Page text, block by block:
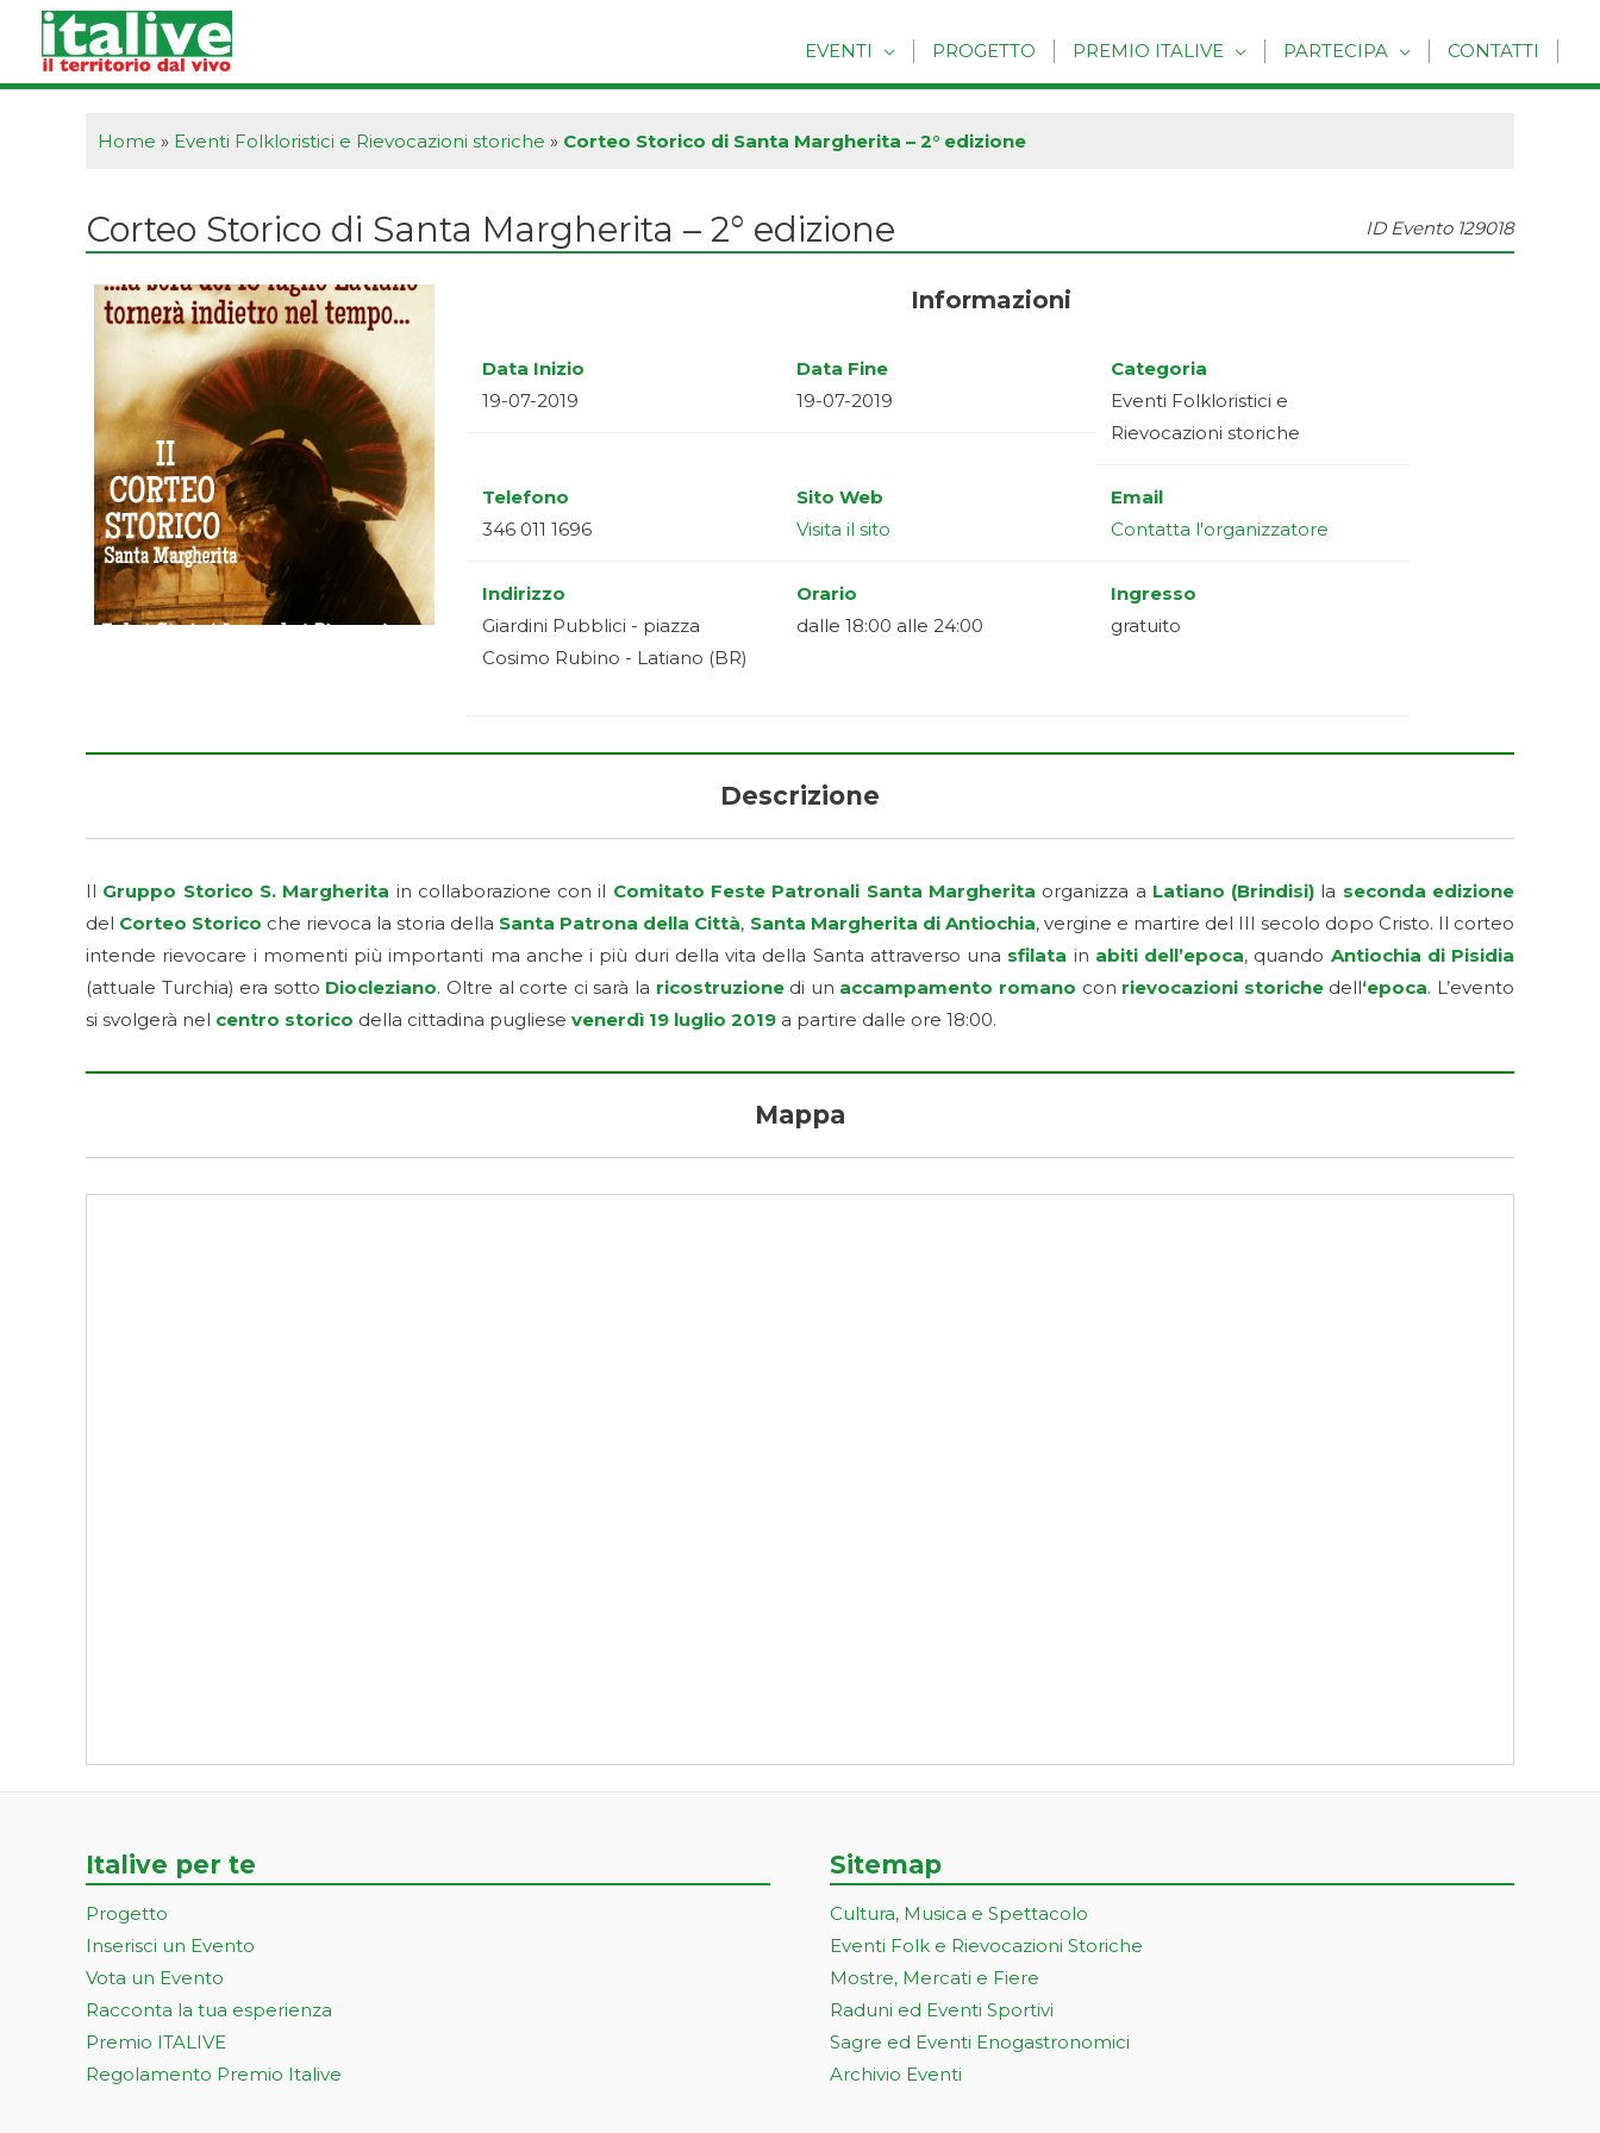
contenuto
EVENTI PROGETTO PREMIO ITALIVE PARTECIPA CONTATTI
Home » Eventi Folkloristici e Rievocazioni storiche » Corteo Storico di Santa Margherita – 2° edizione
Corteo Storico di Santa Margherita – 2° edizione ID Evento 129018
Informazioni
Data Inizio
19-07-2019
Data Fine
19-07-2019
Categoria
Eventi Folkloristici e
Rievocazioni storiche
Telefono
346 011 1696
Sito Web
Visita il sito
Email
Contatta l'organizzatore
Indirizzo
Giardini Pubblici - piazza
Cosimo Rubino - Latiano (BR)
Orario
dalle 18:00 alle 24:00
Ingresso
gratuito
Descrizione
Il Gruppo Storico S. Margherita in collaborazione con il Comitato Feste Patronali Santa Margherita organizza a Latiano (Brindisi) la seconda edizione
del Corteo Storico che rievoca la storia della Santa Patrona della Città, Santa Margherita di Antiochia, vergine e martire del III secolo dopo Cristo. Il corteo
intende rievocare i momenti più importanti ma anche i più duri della vita della Santa attraverso una sfilata in abiti dell’epoca, quando Antiochia di Pisidia
(attuale Turchia) era sotto Diocleziano. Oltre al corte ci sarà la ricostruzionedi un accampamento romano con rievocazioni storichedell‘epoca. L’evento
si svolgerà nel centro storico della cittadina pugliese venerdì 19 luglio 2019 a partire dalle ore 18:00.
Mappa
Italive per te
Progetto
Inserisci un Evento
Vota un Evento
Racconta la tua esperienza
Premio ITALIVE
Regolamento Premio Italive
Sitemap
Cultura, Musica e Spettacolo
Eventi Folk e Rievocazioni Storiche
Mostre, Mercati e Fiere
Raduni ed Eventi Sportivi
Sagre ed Eventi Enogastronomici
Archivio Eventi